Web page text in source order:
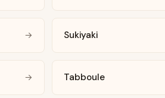
→ Sukiyaki
→ Tabboule